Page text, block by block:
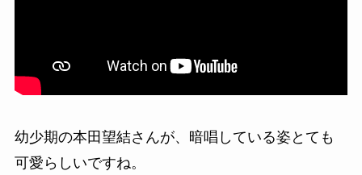
幼少期の本田望結さんが、暗唱している姿とても
可愛らしいですね。